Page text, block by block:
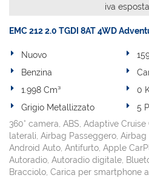
iva esposta
EMC 212 2.0 TGDI 8AT 4WD
Nuovo
Benzina
1.998 Cm³
0
Grigio Metallizzato
5
360° camera, ABS, Adaptive
laterali, Airbag Passeggero,
Android Auto, Antifurto, Apple
Autoradio, Autoradio digitale,
Bracciolo, Carica per smartphone